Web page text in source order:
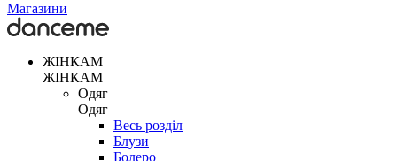
Магазини
ЖІНКАМ
ЖІНКАМ
Одяг
Одяг
Весь розділ
Блузи
Болеро